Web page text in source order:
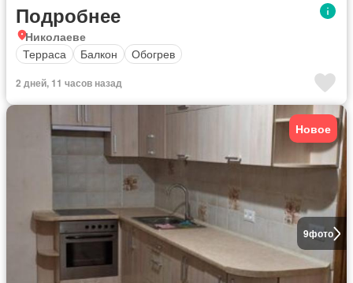
Подробнее
Николаеве
Терраса
Балкон Обогрев
2 дней, 11 часов назад
9фото
Новое